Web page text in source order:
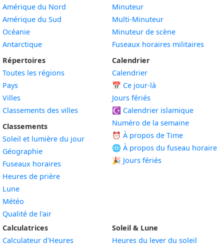
Amérique du Nord
Amérique du Sud
Océanie
Antarctique
Répertoires
Toutes les régions
Pays
Villes
Classements des villes
Classements
Soleil et lumière du jour
Géographie
Fuseaux horaires
Heures de prière
Lune
Météo
Qualité de l'air
Minuteur
Multi-Minuteur
Minuteur de scène
Fuseaux horaires militaires
Calendrier
Calendrier
📅 Ce jour-là
Jours fériés
☪️ Calendrier islamique
Numéro de la semaine
⏰ À propos de Time
🌐 À propos du fuseau horaire
🎉 Jours fériés
Calculatrices
Calculateur d'Heures
Soleil & Lune
Heures du lever du soleil